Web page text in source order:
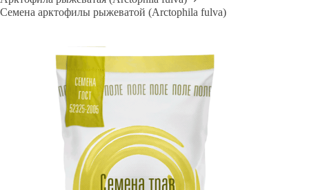
Семена арктофилы рыжеватой (Arctophila fulva)